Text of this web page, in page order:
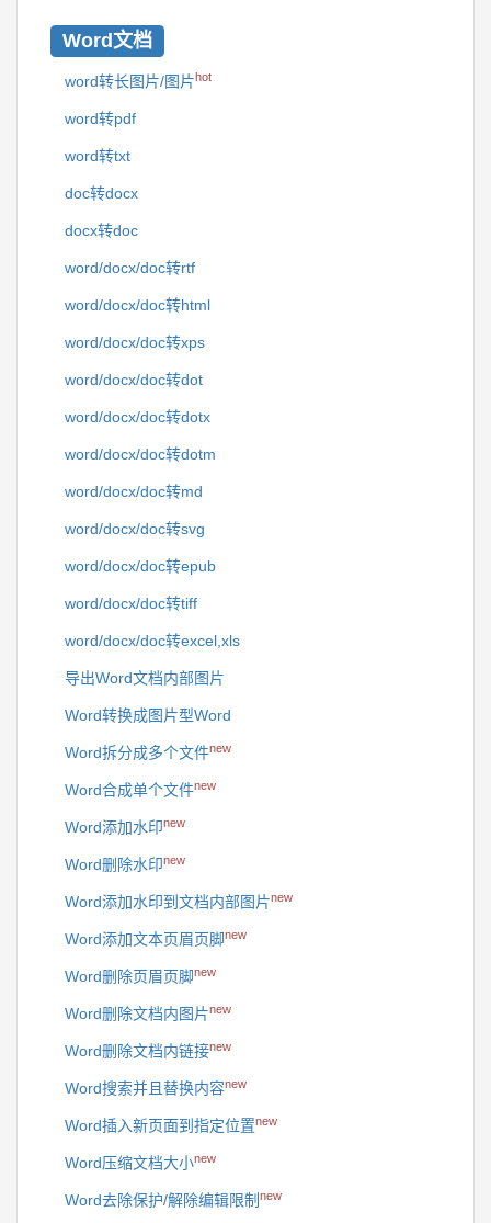
Word文档
word转长图片/图片hot
word转pdf
word转txt
doc转docx
docx转doc
word/docx/doc转rtf
word/docx/doc转html
word/docx/doc转xps
word/docx/doc转dot
word/docx/doc转dotx
word/docx/doc转dotm
word/docx/doc转md
word/docx/doc转svg
word/docx/doc转epub
word/docx/doc转tiff
word/docx/doc转excel,xls
导出Word文档内部图片
Word转换成图片型Word
Word拆分成多个文件new
Word合成单个文件new
Word添加水印new
Word删除水印new
Word添加水印到文档内部图片new
Word添加文本页眉页脚new
Word删除页眉页脚new
Word删除文档内图片new
Word删除文档内链接new
Word搜索并且替换内容new
Word插入新页面到指定位置new
Word压缩文档大小new
Word去除保护/解除编辑限制 new